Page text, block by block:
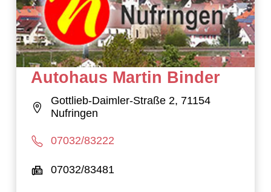
Autohaus Martin Binder
Gottlieb-Daimler-Straße 2, 71154
Nufringen
07032/83222
07032/83481